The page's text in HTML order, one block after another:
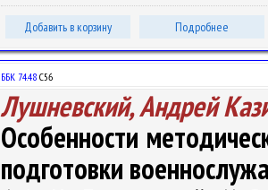
Добавить в корзину Подробнее
ББК 74.48 С56
Лушневский, Андрей
Особенности
подготовки